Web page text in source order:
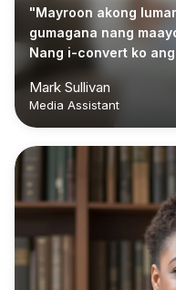
"Mayroon akong
gumagana nang
Nang i-convert ko ang
Mark Sullivan
Media Assistant